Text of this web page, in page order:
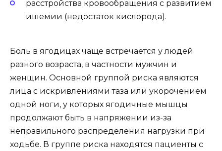
расстройства кровообращения с развитием
ишемии (недостаток кислорода).
Боль в ягодицах чаще встречается у людей
разного возраста, в частности мужчин и
женщин. Основной группой риска являются
лица с искривлениями таза или укорочением
одной ноги, у которых ягодичные мышцы
продолжают быть в напряжении из-за
неправильного распределения нагрузки при
ходьбе. В группе риска находятся пациенты с